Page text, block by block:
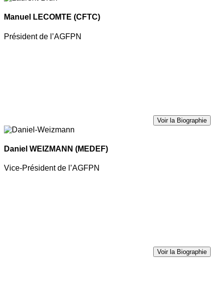
Manuel LECOMTE (CFTC)
Président de l’AGFPN
Voir la Biographie
Daniel WEIZMANN (MEDEF)
Vice-Président de l’AGFPN
Voir la Biographie